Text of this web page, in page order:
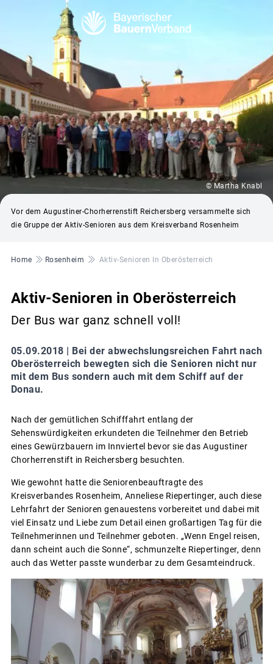
© Martha Knabl
Vor dem Augustiner-Chorherrenstift Reichersberg versammelte sich
die Gruppe der Aktiv-Senioren aus dem Kreisverband Rosenheim
Pfadnavigation
Home Rosenheim Aktiv-Senioren In Oberösterreich
Aktiv-Senioren in Oberösterreich
Der Bus war ganz schnell voll!
05.09.2018 |
Bei der abwechslungsreichen Fahrt nach
Oberösterreich bewegten sich die Senioren nicht nur
mit dem Bus sondern auch mit dem Schiff auf der
Donau.
Nach der gemütlichen Schifffahrt entlang der
Sehenswürdigkeiten erkundeten die Teilnehmer den Betrieb
eines Gewürzbauern im Innviertel bevor sie das Augustiner
Chorherrenstift in Reichersberg besuchten.
Wie gewohnt hatte die Seniorenbeauftragte des
Kreisverbandes Rosenheim, Anneliese Riepertinger, auch diese
Lehrfahrt der Senioren genauestens vorbereitet und dabei mit
viel Einsatz und Liebe zum Detail einen großartigen Tag für die
Teilnehmerinnen und Teilnehmer geboten. „Wenn Engel reisen,
dann scheint auch die Sonne“, schmunzelte Riepertinger, denn
auch das Wetter passte wunderbar zu dem Gesamteindruck.